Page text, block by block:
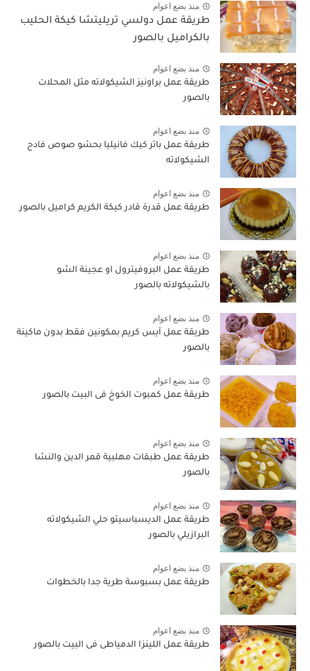
منذ بضع اعوام
طريقة عمل دولسي تريليتشا كيكة الحليب
بالكراميل بالصور
منذ بضع اعوام
طريقة عمل براونيز الشيكولاته مثل المحلات
بالصور
منذ بضع اعوام
طريقة عمل باتر كيك فانيليا بحشو صوص فادج
الشيكولاته
منذ بضع اعوام
طريقة عمل قدرة قادر كيكة الكريم كراميل بالصور
منذ بضع اعوام
طريقة عمل البروفيترول او عجينة الشو
بالشيكولاته بالصور
منذ بضع اعوام
طريقة عمل آيس كريم بمكونين فقط بدون ماكينة
بالصور
منذ بضع اعوام
طريقة عمل كمبوت الخوخ فى البيت بالصور
منذ بضع اعوام
طريقة عمل طبقات مهلبية قمر الدين والنشا
بالصور
منذ بضع اعوام
طريقة عمل الديسباسيتو حلي الشيكولاته
البرازيلي بالصور
منذ بضع اعوام
طريقة عمل بسبوسة طرية جدا بالخطوات
منذ بضع اعوام
طريقة عمل اللينزا الدمياطى فى البيت بالصور